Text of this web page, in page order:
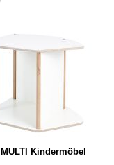
Kindermöbel